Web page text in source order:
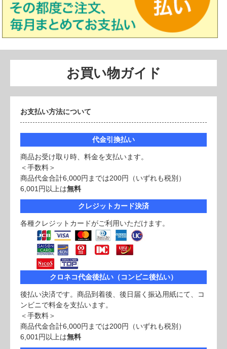
お買い物ガイド
お支払い方法について
代金引換払い
商品お受け取り時、料金を支払います。
＜手数料＞
商品代金合計6,000円までは200円（いずれも税別）
6,001円以上は無料
クレジットカード決済
各種クレジットカードがご利用いただけます。
クロネコ代金後払い（コンビニ後払い）
後払い決済です。商品到着後、後日届く振込用紙にて、コ
ンビニで料金を支払います。
＜手数料＞
商品代金合計6,000円までは200円（いずれも税別）
6,001円以上は無料